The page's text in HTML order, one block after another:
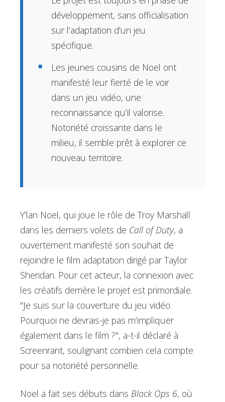
développement, sans officialisation
sur l’adaptation d’un jeu
spécifique.
Les jeunes cousins de Noel ont
manifesté leur fierté de le voir
dans un jeu vidéo, une
reconnaissance qu’il valorise.
Notoriété croissante dans le
milieu, il semble prêt à explorer ce
nouveau territoire.
Y’lan Noel, qui joue le rôle de Troy Marshall
dans les derniers volets de Call of Duty, a
ouvertement manifesté son souhait de
rejoindre le film adaptation dirigé par Taylor
Sheridan. Pour cet acteur, la connexion avec
les créatifs derrière le projet est primordiale.
"Je suis sur la couverture du jeu vidéo.
Pourquoi ne devrais-je pas m’impliquer
également dans le film ?", a-t-il déclaré à
Screenrant, soulignant combien cela compte
pour sa notoriété personnelle.
Noel a fait ses débuts dans Black Ops 6, où